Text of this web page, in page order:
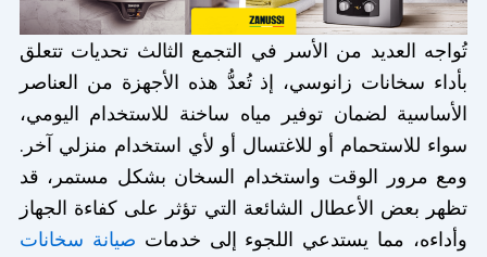
تُواجه العديد من الأسر في التجمع الثالث تحديات تتعلق
بأداء سخانات زانوسي، إذ تُعدُّ هذه الأجهزة من العناصر
الأساسية لضمان توفير مياه ساخنة للاستخدام اليومي،
سواء للاستحمام أو للاغتسال أو لأي استخدام منزلي آخر.
ومع مرور الوقت واستخدام السخان بشكل مستمر، قد
تظهر بعض الأعطال الشائعة التي تؤثر على كفاءة الجهاز
وأداءه، مما يستدعي اللجوء إلى خدمات صيانة سخانات